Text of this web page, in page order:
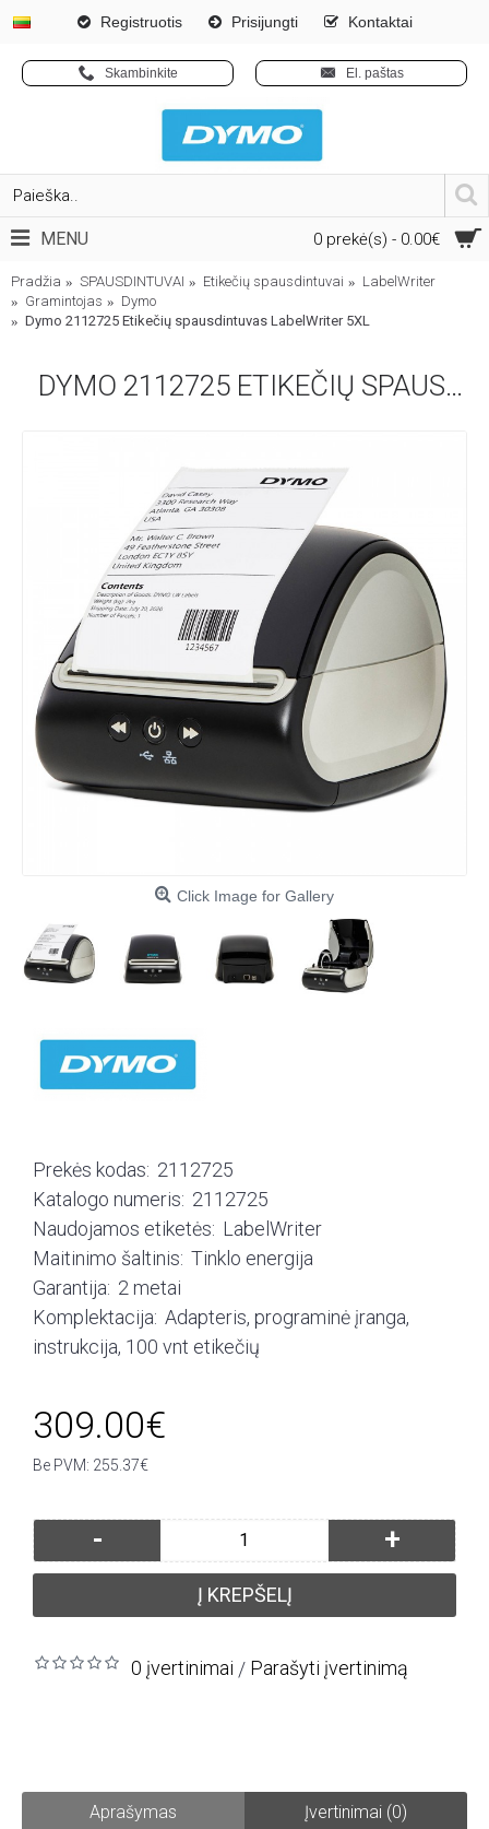
Registruotis Prisijungti Kontaktai
Skambinkite El. paštas
0 prekė(s) - 0.00€
MENU
Pradžia SPAUSDINTUVAI Etikečių spausdintuvai
LabelWriter
Gramintojas
Dymo
Dymo 2112725 Etikečių spausdintuvas LabelWriter 5XL
DYMO 2112725 ETIKEČIŲ SPAUSDINTUVAS LABELWRITER 5XL
Click Image for Gallery
Prekės kodas: 2112725
Katalogo numeris: 2112725
Naudojamos etiketės: LabelWriter
Maitinimo šaltinis: Tinklo energija
Garantija: 2 metai
Komplektacija: Adapteris, programinė įranga,
instrukcija, 100 vnt etikečių
309.00€
Be PVM: 255.37€
- +
Į KREPŠELĮ
0 įvertinimai / Parašyti įvertinimą
Aprašymas Įvertinimai (0)